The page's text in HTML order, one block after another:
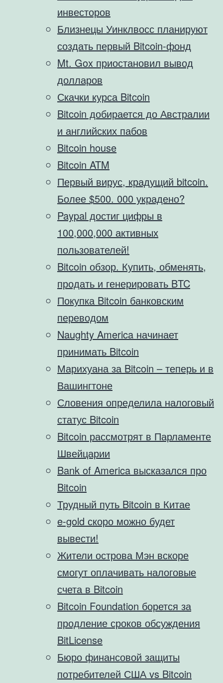
инвесторов
Близнецы Уинклвосс планируют
создать первый Bitcoin-фонд
Mt. Gox приостановил вывод
долларов
Скачки курса Bitcoin
Bitcoin добирается до Австралии
и английских пабов
Bitcoin house
Bitcoin ATM
Первый вирус, крадущий bitcoin.
Более $500. 000 украдено?
Paypal достиг цифры в
100,000,000 активных
пользователей!
Bitcoin обзор. Купить, обменять,
продать и генерировать BTC
Покупка Bitcoin банковским
переводом
Naughty America начинает
принимать Bitcoin
Марихуана за Bitcoin – теперь и в
Вашингтоне
Словения определила налоговый
статус Bitcoin
Bitcoin рассмотрят в Парламенте
Швейцарии
Bank of America высказался про
Bitcoin
Трудный путь Bitcoin в Китае
e-gold скоро можно будет
вывести!
Жители острова Мэн вскоре
смогут оплачивать налоговые
счета в Bitcoin
Bitcoin Foundation борется за
продление сроков обсуждения
BitLicense
Бюро финансовой защиты
потребителей США vs Bitcoin